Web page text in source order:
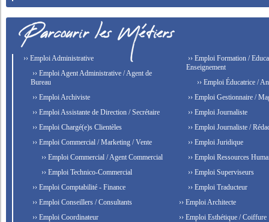
›› Emploi Administrative
›› Emploi Agent Administrative / Agent de
Bureau
›› Emploi Archiviste
›› Emploi Assistante de Direction / Secrétaire
›› Emploi Chargé(e)s Clientèles
›› Emploi Commercial / Marketing / Vente
›› Emploi Commercial / Agent Commercial
›› Emploi Technico-Commercial
›› Emploi Comptabilité - Finance
›› Emploi Conseillers / Consultants
›› Emploi Coordinateur
›› Emploi Formation /
Enseignement
›› Emploi Éducatrice /
›› Emploi Gestionnaire /
›› Emploi Journaliste
›› Emploi Journaliste /
›› Emploi Juridique
›› Emploi Ressources
›› Emploi Superviseurs
›› Emploi Traducteur
›› Emploi Architecte
›› Emploi Esthétique / Coiffure